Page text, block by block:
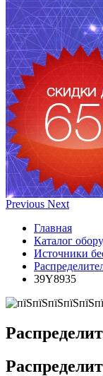
Previous Next
Главная
Каталог
Источники
39Y8935